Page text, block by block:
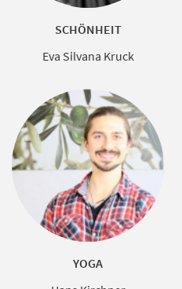
SCHÖNHEIT
Eva Silvana Kruck
YOGA